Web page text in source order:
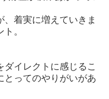
着実に増えていきま
。
イレクトに感じるこ
とってのやりがいがあ